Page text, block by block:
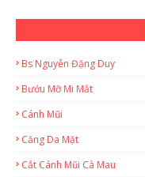
Bs Nguyễn Đặng Duy
Bướu Mỡ Mi Mắt
Cánh Mũi
Căng Da Mặt
Cắt Cánh Mũi Cà Mau